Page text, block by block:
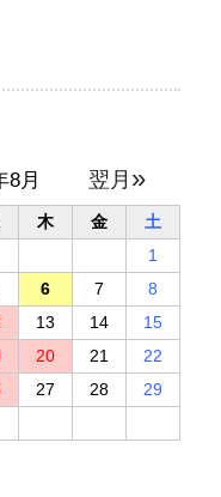
8月 »
木 金
土
1
6 7
8
13 14
15
20 21
22
27 28
29